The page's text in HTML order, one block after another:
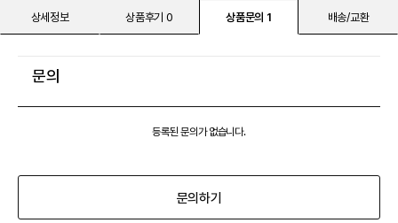
상세정보 상품후기 0 상품문의 1 배송/교환
문의
등록된 문의가 없습니다.
문의하기